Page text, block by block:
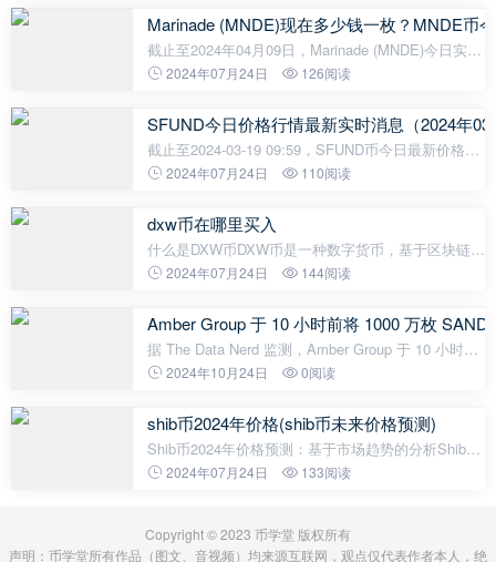
交易所，面向全球用户提供持牌的
Marinade (MNDE)现在多少钱一枚？MNDE币
截止至2024年04月09日，Marinade (MNDE)今日实时
最新价格是0.2748美元，约等于人民币1.99元。
价$0.2717美元，24H成交额$666,429美元
2024年07月24日 126阅读
SFUND今日价格行情最新实时消息（2024年03
截止至2024-03-19 09:59，SFUND币今日最新价格是
4.24578美元，一枚SFUND约合人民币30.56元。最近
4.24315美元，波幅为15.65%，换手率为0.0
2024年07月24日 110阅读
dxw币在哪里买入
什么是DXW币DXW币是一种数字货币，基于区块链技
术发行，其价值与需求由市场决定。DXW币被认为是
为什么购买DXW币购买DXW币可以
2024年07月24日 144阅读
Amber Group 于 10 小时前将 1000 万枚
据 The Data Nerd 监测，Amber Group 于 10 小时前
将 1000 万枚 SAND 转入币安，价值约 262 万美元。
241 万美元。
2024年10月24日 0阅读
shib币2024年价格(shib币未来价格预测)
Shib币2024年价格预测：基于市场趋势的分析Shib币
是2021年火爆的加密货币之一，其价格波动巨大，对
2024年07月24日 133阅读
Copyright © 2023 币学堂 版权所有
声明：币学堂所有作品（图文、音视频）均来源互联网，观点仅代表作者本人，绝